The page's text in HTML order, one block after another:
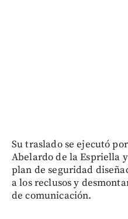
Su traslado se ejecutó
Abelardo de la Espriella
plan de seguridad
a los reclusos y
de comunicación.